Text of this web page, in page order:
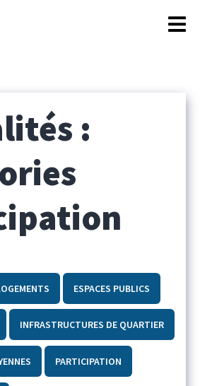
:
ESPACES PUBLICS
INFRASTRUCTURES DE QUARTIER
PARTICIPATION